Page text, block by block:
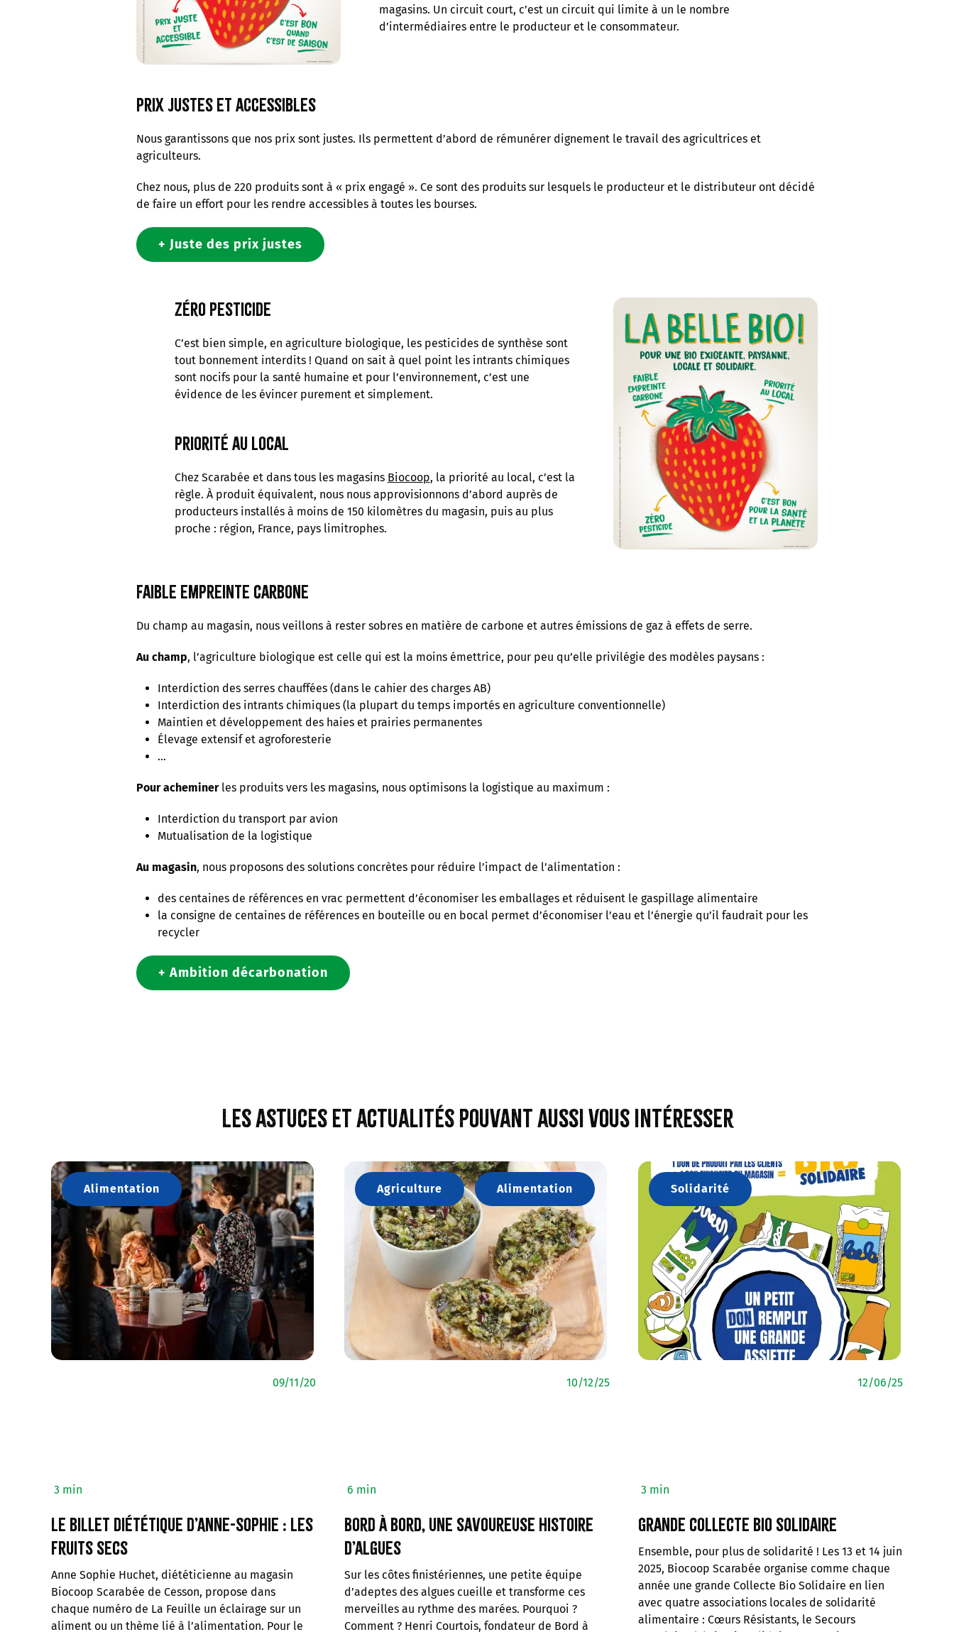
magasins. Un circuit court, c’est un circuit qui limite à un le nombre
d’intermédiaires entre le producteur et le consommateur.
Prix justes et accessibles
Nous garantissons que nos prix sont justes. Ils permettent d’abord de rémunérer dignement le travail des agricultrices et
agriculteurs.
Chez nous, plus de 220 produits sont à « prix engagé ». Ce sont des produits sur lesquels le producteur et le distributeur ont décidé
de faire un effort pour les rendre accessibles à toutes les bourses.
+ Juste des prix justes
zéro pesticide
C’est bien simple, en agriculture biologique, les pesticides de synthèse sont
tout bonnement interdits ! Quand on sait à quel point les intrants chimiques
sont nocifs pour la santé humaine et pour l’environnement, c’est une
évidence de les évincer purement et simplement.
priorité au local
Chez Scarabée et dans tous les magasins Biocoop, la priorité au local, c’est la
règle. À produit équivalent, nous nous approvisionnons d’abord auprès de
producteurs installés à moins de 150 kilomètres du magasin, puis au plus
proche : région, France, pays limitrophes.
Faible empreinte carbone
Du champ au magasin, nous veillons à rester sobres en matière de carbone et autres émissions de gaz à effets de serre.
Au champ, l’agriculture biologique est celle qui est la moins émettrice, pour peu qu’elle privilégie des modèles paysans :
Interdiction des serres chauffées (dans le cahier des charges AB)
Interdiction des intrants chimiques (la plupart du temps importés en agriculture conventionnelle)
Maintien et développement des haies et prairies permanentes
Élevage extensif et agroforesterie
…
Pour acheminerles produits vers les magasins, nous optimisons la logistique au maximum :
Interdiction du transport par avion
Mutualisation de la logistique
Au magasin, nous proposons des solutions concrètes pour réduire l’impact de l’alimentation :
des centaines de références en vrac permettent d’économiser les emballages et réduisent le gaspillage alimentaire
la consigne de centaines de références en bouteille ou en bocal permet d’économiser l’eau et l’énergie qu’il faudrait pour les
recycler
+ Ambition décarbonation
Les astuces et actualités pouvant aussi vous intéresser
Alimentation
3 min
09/11/20
Le billet diététique d’Anne-Sophie : Les
fruits secs
Anne Sophie Huchet, diététicienne au magasin
Biocoop Scarabée de Cesson, propose dans
chaque numéro de La Feuille un éclairage sur un
aliment ou un thème lié à l’alimentation. Pour le
Agriculture Alimentation
6 min
10/12/25
Bord à bord, une savoureuse histoire
d’algues
Sur les côtes finistériennes, une petite équipe
d’adeptes des algues cueille et transforme ces
merveilles au rythme des marées. Pourquoi ?
Comment ? Henri Courtois, fondateur de Bord à
Solidarité
3 min
12/06/25
Grande collecte bio solidaire
Ensemble, pour plus de solidarité ! Les 13 et 14 juin
2025, Biocoop Scarabée organise comme chaque
année une grande Collecte Bio Solidaire en lien
avec quatre associations locales de solidarité
alimentaire : Cœurs Résistants, le Secours